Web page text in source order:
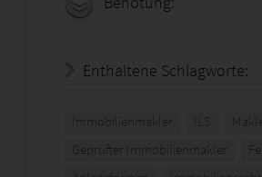
Enthaltene Schlagworte:
Immobilienmakler ILS
Geprüfter Immobilienmakler